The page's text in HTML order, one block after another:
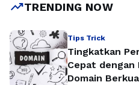
mulai …Baca Selengkapnya
trending_upTRENDING NOW
Tips Trick
Tingkatkan
Cepat dengan
Domain